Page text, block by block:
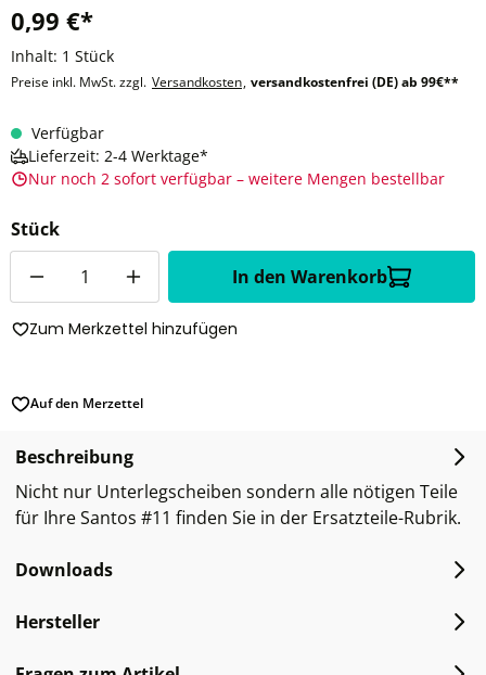
0,99 €*
Inhalt: 1 Stück
Preise inkl. MwSt. zzgl. Versandkosten, versandkostenfrei (DE) ab 99€**
Verfügbar
Lieferzeit: 2-4 Werktage*
Nur noch 2 sofort verfügbar – weitere Mengen bestellbar
Stück
In den Warenkorb
Zum Merkzettel hinzufügen
Auf den Merzettel
Beschreibung
Nicht nur Unterlegscheiben sondern alle nötigen Teile
für Ihre Santos #11 finden Sie in der Ersatzteile-Rubrik.
Downloads
Hersteller